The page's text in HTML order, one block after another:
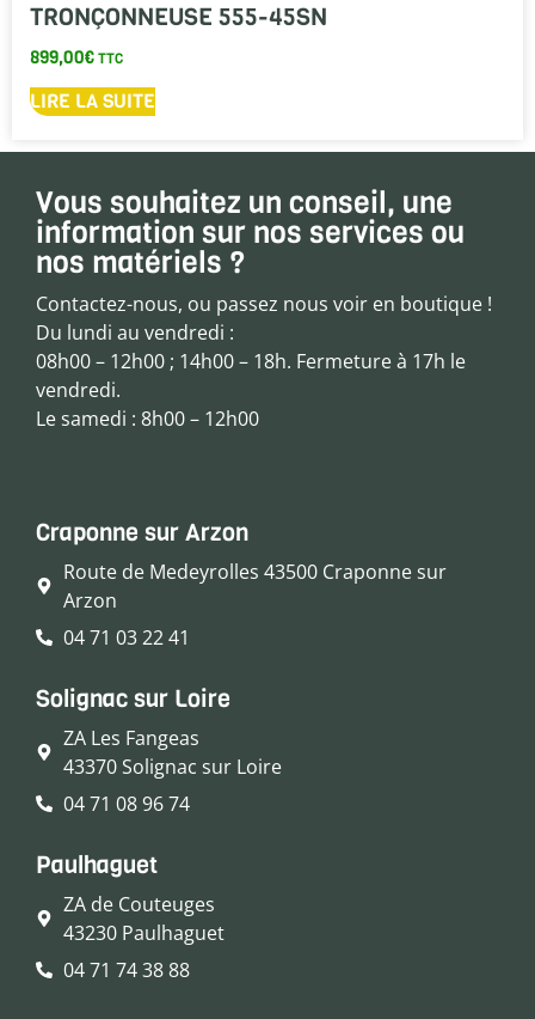
TRONÇONNEUSE 555-45SN
899,00€TTC
LIRE LA SUITE
Vous souhaitez un conseil, une
information sur nos services ou
nos matériels ?
Contactez-nous, ou passez nous voir en boutique !
Du lundi au vendredi :
08h00 – 12h00 ; 14h00 – 18h. Fermeture à 17h le
vendredi.
Le samedi : 8h00 – 12h00
Craponne sur Arzon
Route de Medeyrolles 43500 Craponne sur
Arzon
04 71 03 22 41
Solignac sur Loire
ZA Les Fangeas
43370 Solignac sur Loire
04 71 08 96 74
Paulhaguet
ZA de Couteuges
43230 Paulhaguet
04 71 74 38 88